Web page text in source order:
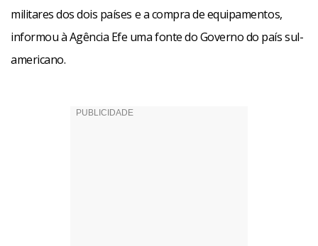
militares dos dois países e a compra de equipamentos,
informou à Agência Efe uma fonte do Governo do país sul-
americano.